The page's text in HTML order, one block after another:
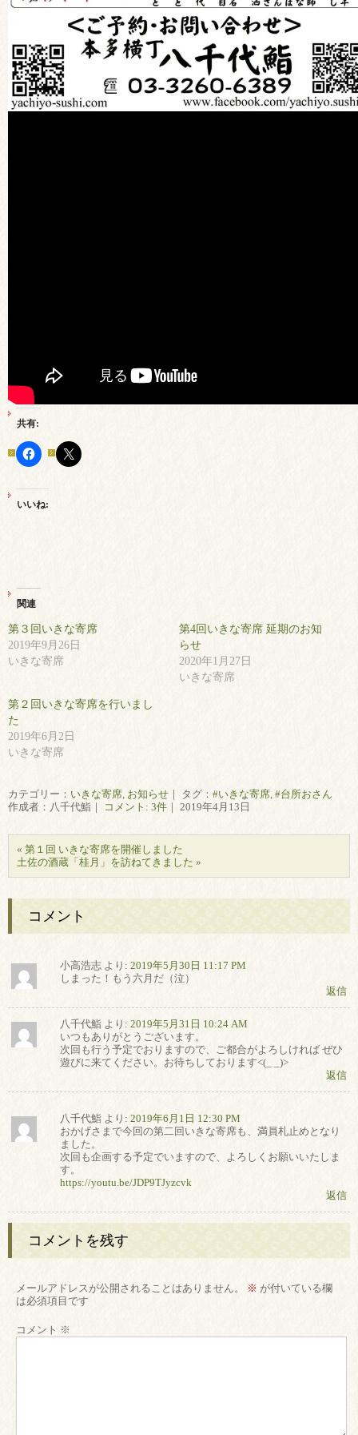
共有:
いいね:
関連
第３回いきな寄席
2019年9月26日
いきな寄席
第4回いきな寄席 延期のお知
らせ
2020年1月27日
いきな寄席
第２回いきな寄席を行いまし
た
2019年6月2日
いきな寄席
カテゴリー： いきな寄席 お知らせ ｜ タグ： #いきな寄席 #台所おさん
作成者：八千代鮨｜
コメント: 3件 ｜ 2019年4月13日
« 第１回 いきな寄席を開催しました
土佐の酒蔵「桂月」を訪ねてきました »
コメント
小高浩志 より: 2019年5月30日 11:17 PM
しまった！もう六月だ（泣）
返信
八千代鮨 より: 2019年5月31日 10:24 AM
いつもありがとうございます。
次回も行う予定でおりますので、ご都合がよろしければ ぜひ
遊びに来てください。お待ちしております<(_ _)>
返信
八千代鮨 より: 2019年6月1日 12:30 PM
おかげさまで今回の第二回いきな寄席も、満員札止めとなり
ました。
次回も企画する予定でいますので、よろしくお願いいたしま
す。
https://youtu.be/JDP9TJyzcvk
返信
コメントを残す
メールアドレスが公開されることはありません。 ※ が付いている欄
は必須項目です
コメント ※